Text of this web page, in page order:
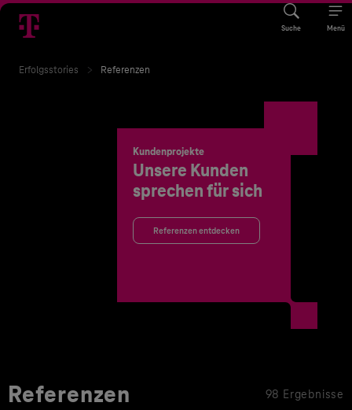
Suche Menü
Erfolgsstories Referenzen
Kundenprojekte
Unsere Kunden
sprechen für sich
Referenzen entdecken
Referenzen 98 Ergebnisse